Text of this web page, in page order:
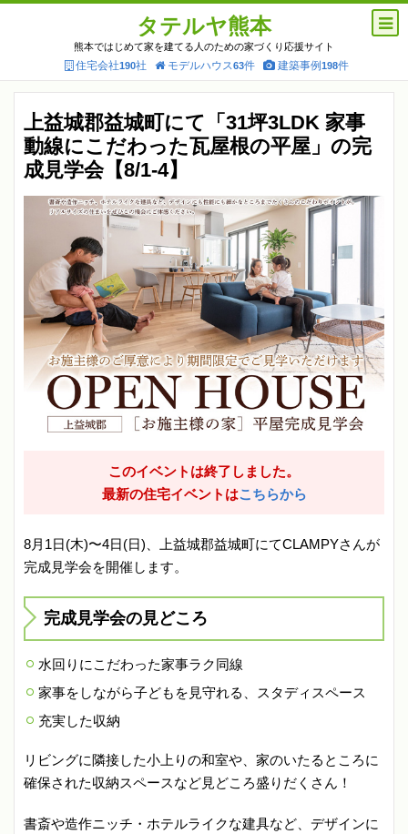
タテルヤ熊本
熊本ではじめて家を建てる人のための家づくり応援サイト
住宅会社190社 モデルハウス63件 建築事例198件
上益城郡益城町にて「31坪3LDK 家事
動線にこだわった瓦屋根の平屋」の完
成見学会【8/1-4】
このイベントは終了しました。
最新の住宅イベントはこちらから
8月1日(木)〜4日(日)、上益城郡益城町にてCLAMPYさんが
完成見学会を開催します。
完成見学会の見どころ
水回りにこだわった家事ラク同線
家事をしながら子どもを見守れる、スタディスペース
充実した収納
リビングに隣接した小上りの和室や、家のいたるところに
確保された収納スペースなど見どころ盛りだくさん！
書斎や造作ニッチ・ホテルライクな建具など、デザインに